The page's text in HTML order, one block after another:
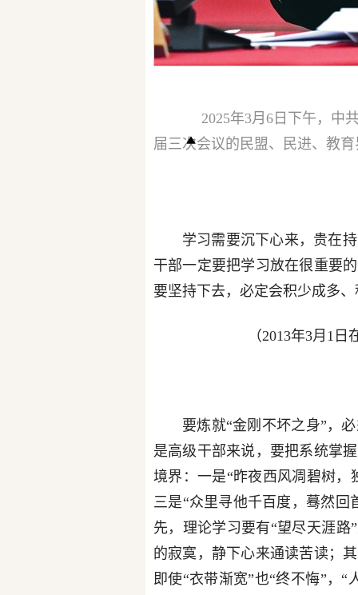
2025年3月6日下午，中
届三次会议的民盟、民进、教
学习需要沉下心来，贵在
干部一定要把学习放在很重要
要坚持下去，必定会积少成多
（2013年3月1
要炼就“金刚不坏之身”，
是高级干部来说，要把系统掌
境界：一是“昨夜西风凋碧树，
三是“众里寻他千百度，蓦然
先，理论学习要有“望尽天涯路
的寂寞，静下心来通读苦读；
即使“衣带渐宽”也“终不悔”，